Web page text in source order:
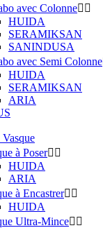
avec Colonne 
HUIDA
SERAMIKSAN
SANINDUSA
avec Semi Colonne
HUIDA
SERAMIKSAN
ARIA
Vasque
à Poser 
HUIDA
ARIA
à Encastrer 
HUIDA
Ultra-Mince 